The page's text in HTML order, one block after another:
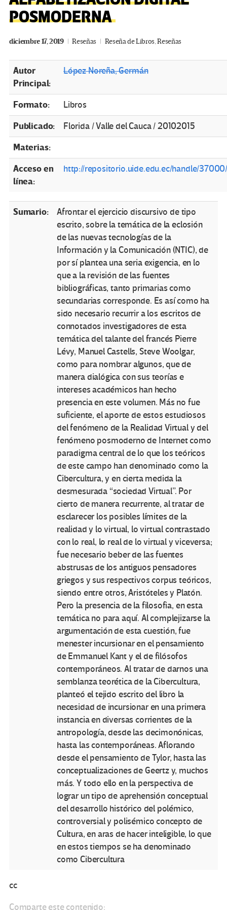
POSMODERNA
diciembre 17, 2019 Reseñas Reseña de Libros,Reseñas
Autor
Principal:
López Noreña, Germán
Formato: Libros
Publicado: Florida / Valle del Cauca / 20102015
Materias:
Acceso en
línea:
http://repositorio.uide.edu.ec/handle/
Sumario:
Afrontar el ejercicio discursivo de tipo
escrito, sobre la temática de la eclosión
de las nuevas tecnologías de la
Información y la Comunicación (NTIC), de
por sí plantea una seria exigencia, en lo
que a la revisión de las fuentes
bibliográficas, tanto primarias como
secundarias corresponde. Es así como ha
sido necesario recurrir a los escritos de
connotados investigadores de esta
temática del talante del francés Pierre
Lévy, Manuel Castells, Steve Woolgar,
como para nombrar algunos, que de
manera dialógica con sus teorías e
intereses académicos han hecho
presencia en este volumen. Más no fue
suficiente, el aporte de estos estudiosos
del fenómeno de la Realidad Virtual y del
fenómeno posmoderno de Internet como
paradigma central de lo que los teóricos
de este campo han denominado como la
Cibercultura, y en cierta medida la
desmesurada “sociedad Virtual”. Por
cierto de manera recurrente, al tratar de
esclarecer los posibles límites de la
realidad y lo virtual, lo virtual contrastado
con lo real, lo real de lo virtual y viceversa;
fue necesario beber de las fuentes
abstrusas de los antiguos pensadores
griegos y sus respectivos corpus teóricos,
siendo entre otros, Aristóteles y Platón.
Pero la presencia de la filosofia, en esta
temática no para aquí. Al complejizarse la
argumentación de esta cuestión, fue
menester incursionar en el pensamiento
de Emmanuel Kant y el de filósofos
contemporáneos. Al tratar de darnos una
semblanza teorética de la Cibercultura,
planteó el tejido escrito del libro la
necesidad de incursionar en una primera
instancia en diversas corrientes de la
antropología, desde las decimonónicas,
hasta las contemporáneas. Aflorando
desde el pensamiento de Tylor, hasta las
conceptualizaciones de Geertz y, muchos
más. Y todo ello en la perspectiva de
lograr un tipo de aprehensión conceptual
del desarrollo histórico del polémico,
controversial y polisémico concepto de
Cultura, en aras de hacer inteligible, lo que
en estos tiempos se ha denominado
como Cibercultura
cc
Comparte este contenido: